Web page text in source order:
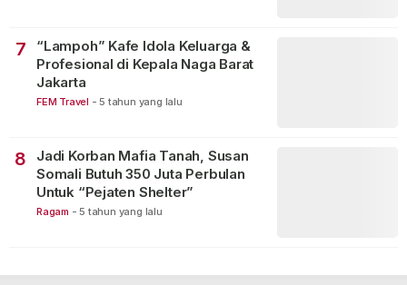
7
“Lampoh” Kafe Idola Keluarga &
Profesional di Kepala Naga Barat
Jakarta
FEM Travel - 5 tahun yang lalu
8
Jadi Korban Mafia Tanah, Susan
Somali Butuh 350 Juta Perbulan
Untuk “Pejaten Shelter”
Ragam - 5 tahun yang lalu